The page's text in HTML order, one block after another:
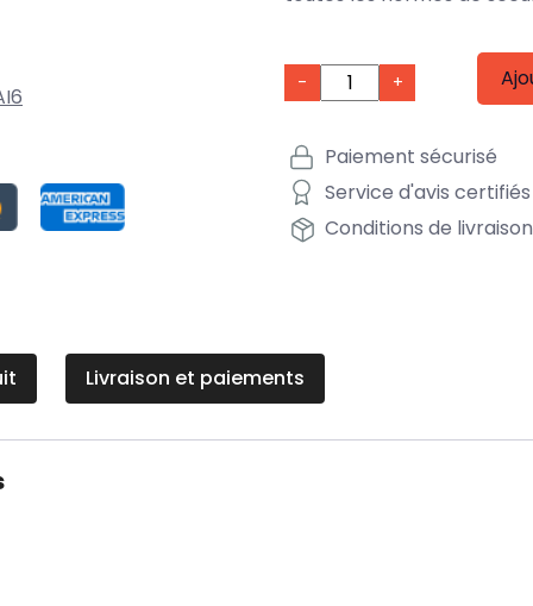
- +
Paiement sécurisé
Service d'avis
Conditions de
Livraison et paiements